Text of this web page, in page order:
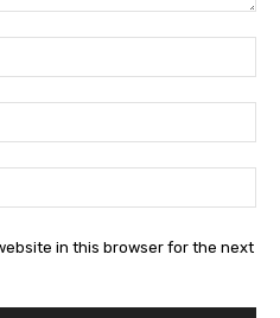
in this browser for the next